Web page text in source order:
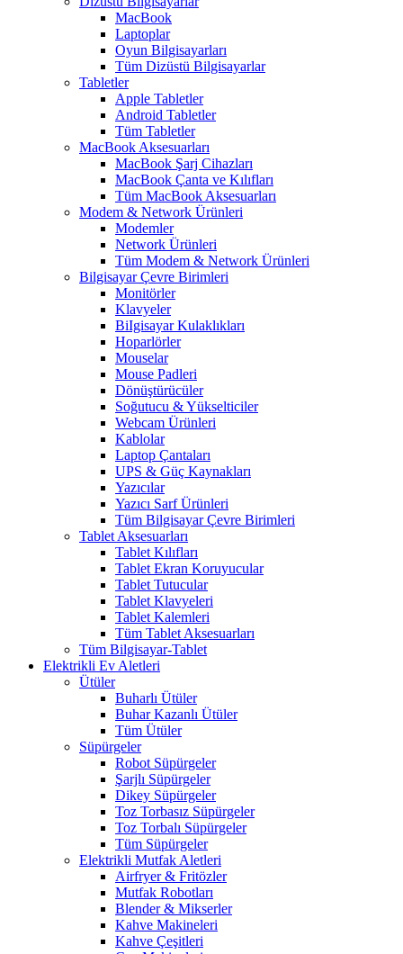
MacBook
Laptoplar
Oyun Bilgisayarları
Tüm Dizüstü Bilgisayarlar
Tabletler
Apple Tabletler
Android Tabletler
Tüm Tabletler
MacBook Aksesuarları
MacBook Şarj Cihazları
MacBook Çanta ve Kılıfları
Tüm MacBook Aksesuarları
Modem & Network Ürünleri
Modemler
Network Ürünleri
Tüm Modem & Network Ürünleri
Bilgisayar Çevre Birimleri
Monitörler
Klavyeler
BiIgisayar Kulaklıkları
Hoparlörler
Mouselar
Mouse Padleri
Dönüştürücüler
Soğutucu & Yükselticiler
Webcam Ürünleri
Kablolar
Laptop Çantaları
UPS & Güç Kaynakları
Yazıcılar
Yazıcı Sarf Ürünleri
Tüm Bilgisayar Çevre Birimleri
Tablet Aksesuarları
Tablet Kılıfları
Tablet Ekran Koruyucular
Tablet Tutucular
Tablet Klavyeleri
Tablet Kalemleri
Tüm Tablet Aksesuarları
Tüm Bilgisayar-Tablet
Elektrikli Ev Aletleri
Ütüler
Buharlı Ütüler
Buhar Kazanlı Ütüler
Tüm Ütüler
Süpürgeler
Robot Süpürgeler
Şarjlı Süpürgeler
Dikey Süpürgeler
Toz Torbasız Süpürgeler
Toz Torbalı Süpürgeler
Tüm Süpürgeler
Elektrikli Mutfak Aletleri
Airfryer & Fritözler
Mutfak Robotları
Blender & Mikserler
Kahve Makineleri
Kahve Çeşitleri